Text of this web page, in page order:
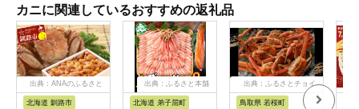
カニに関連しているおすすめの返礼品
出典：ANAのふるさと
納税
北海道 釧路市
出典：ふるさと本舗
北海道 弟子屈町
出典：ふるさとチョイ
鳥取県 若桜町